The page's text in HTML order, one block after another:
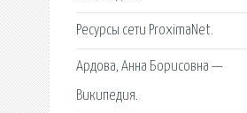
Ресурсы сети ProximaNet.
Ардова, Анна Борисовна —
Википедия.